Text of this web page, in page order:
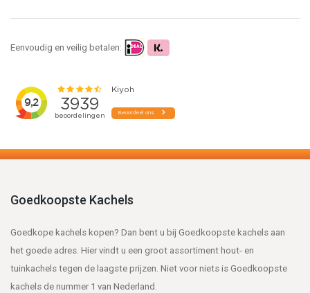
Eenvoudig en veilig betalen:
Goedkoopste Kachels
Goedkope kachels kopen? Dan bent u bij Goedkoopste kachels aan
het goede adres. Hier vindt u een groot assortiment hout- en
tuinkachels tegen de laagste prijzen. Niet voor niets is Goedkoopste
kachels de nummer 1 van Nederland.